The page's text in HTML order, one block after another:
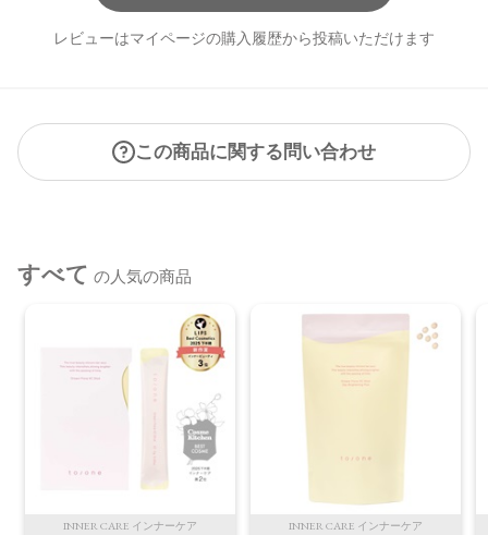
レビューはマイページの購入履歴から投稿いただけます
この商品に関する問い合わせ
すべて の人気の商品
INNER CARE インナーケア INNER CARE インナーケア